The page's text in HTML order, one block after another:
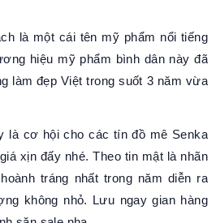
là một cái tên mỹ phẩm nổi tiếng
hiệu mỹ phẩm bình dân này đã
làm đẹp Việt trong suốt 3 năm vừa
là cơ hội cho các tín đồ mê Senka
xịn đấy nhé. Theo tin mật là nhãn
tráng nhất trong năm diễn ra
không nhỏ. Lưu ngay gian hàng